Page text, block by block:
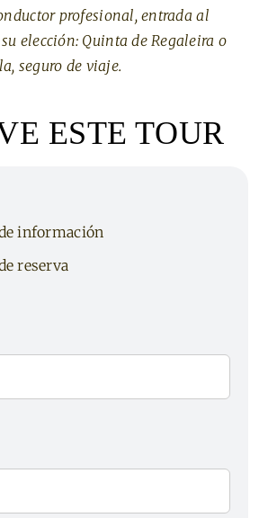
profesional, entrada al
elección: Quinta de Regaleira o
seguro de viaje.
ESTE TOUR
información
reserva